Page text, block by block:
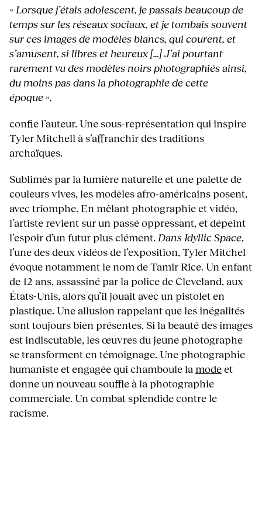
« Lorsque j’étais adolescent, je passais beaucoup de
temps sur les réseaux sociaux, et je tombais souvent
sur ces images de modèles blancs, qui courent, et
s’amusent, si libres et heureux […] J’ai pourtant
rarement vu des modèles noirs photographiés ainsi,
du moins pas dans la photographie de cette
époque »,
confie l’auteur. Une sous-représentation qui inspire
Tyler Mitchell à s’affranchir des traditions
archaïques.
Sublimés par la lumière naturelle et une palette de
couleurs vives, les modèles afro-américains posent,
avec triomphe. En mêlant photographie et vidéo,
l’artiste revient sur un passé oppressant, et dépeint
l’espoir d’un futur plus clément. Dans Idyllic Space,
l’une des deux vidéos de l’exposition, Tyler Mitchel
évoque notamment le nom de Tamir Rice. Un enfant
de 12 ans, assassiné par la police de Cleveland, aux
États-Unis, alors qu’il jouait avec un pistolet en
plastique. Une allusion rappelant que les inégalités
sont toujours bien présentes. Si la beauté des images
est indiscutable, les œuvres du jeune photographe
se transforment en témoignage. Une photographie
humaniste et engagée qui chamboule la modeet
donne un nouveau souffle à la photographie
commerciale. Un combat splendide contre le
racisme.